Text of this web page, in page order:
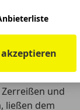
und
den
gut
Ebenso
Dummy-
Nähte am
und
ließen dem